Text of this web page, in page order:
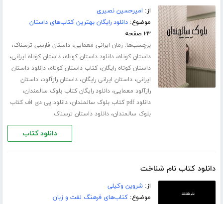
از: امیرحسین نصیری
موضوع:دانلود رایگان بهترین کتاب‌های داستان
۲۳ صفحه
برچسب‌ها:رمان ایرانی معمایی،داستان فارسی ترسناک،
داستان کوتاه،دانلود داستان کوتاه،داستان کوتاه ایرانی،
داستان کوتاه رایگان،کتاب داستان کوتاه،دانلود داستان
ایرانی،داستان ایرانی رایگان،داستان رازآلود،داستان
رازآلود معمایی،دانلود رایگان کتاب بلوک سالمندان،
دانلود pdf کتاب بلوک سالمندان ،دانلود پی دی اف کتاب
بلوک سالمندان،دانلود داستان ترسناک
دانلود کتاب
دانلود کتاب نام شناخت
از:شروین وکیلی
موضوع:کتاب‌های فرهنگ لغت و زبان